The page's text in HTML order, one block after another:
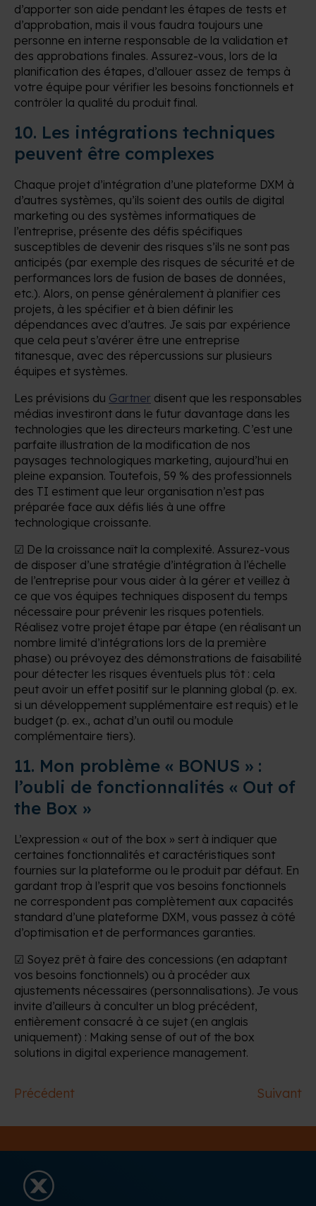
d’apporter son aide pendant les étapes de tests et
d’approbation, mais il vous faudra toujours une
personne en interne responsable de la validation et
des approbations finales. Assurez-vous, lors de la
planification des étapes, d’allouer assez de temps à
votre équipe pour vérifier les besoins fonctionnels et
contrôler la qualité du produit final.
10. Les intégrations techniques
peuvent être complexes
Chaque projet d’intégration d’une plateforme DXM à
d’autres systèmes, qu’ils soient des outils de digital
marketing ou des systèmes informatiques de
l’entreprise, présente des défis spécifiques
susceptibles de devenir des risques s’ils ne sont pas
anticipés (par exemple des risques de sécurité et de
performances lors de fusion de bases de données,
etc.). Alors, on pense généralement à planifier ces
projets, à les spécifier et à bien définir les
dépendances avec d’autres. Je sais par expérience
que cela peut s’avérer être une entreprise
titanesque, avec des répercussions sur plusieurs
équipes et systèmes.
Les prévisions du Gartner disent que les responsables
médias investiront dans le futur davantage dans les
technologies que les directeurs marketing. C’est une
parfaite illustration de la modification de nos
paysages technologiques marketing, aujourd’hui en
pleine expansion. Toutefois, 59 % des professionnels
des TI estiment que leur organisation n’est pas
préparée face aux défis liés à une offre
technologique croissante.
☑ De la croissance naît la complexité. Assurez-vous
de disposer d’une stratégie d’intégration à l’échelle
de l’entreprise pour vous aider à la gérer et veillez à
ce que vos équipes techniques disposent du temps
nécessaire pour prévenir les risques potentiels.
Réalisez votre projet étape par étape (en réalisant un
nombre limité d’intégrations lors de la première
phase) ou prévoyez des démonstrations de faisabilité
pour détecter les risques éventuels plus tôt : cela
peut avoir un effet positif sur le planning global (p. ex.
si un développement supplémentaire est requis) et le
budget (p. ex., achat d’un outil ou module
complémentaire tiers).
11. Mon problème « BONUS » :
l’oubli de fonctionnalités « Out of
the Box »
L’expression « out of the box » sert à indiquer que
certaines fonctionnalités et caractéristiques sont
fournies sur la plateforme ou le produit par défaut. En
gardant trop à l’esprit que vos besoins fonctionnels
ne correspondent pas complètement aux capacités
standard d’une plateforme DXM, vous passez à côté
d’optimisation et de performances garanties.
☑ Soyez prêt à faire des concessions (en adaptant
vos besoins fonctionnels) ou à procéder aux
ajustements nécessaires (personnalisations). Je vous
invite d’ailleurs à conculter un blog précédent,
entièrement consacré à ce sujet (en anglais
uniquement) : Making sense of out of the box
solutions in digital experience management.
Suivant
Précédent